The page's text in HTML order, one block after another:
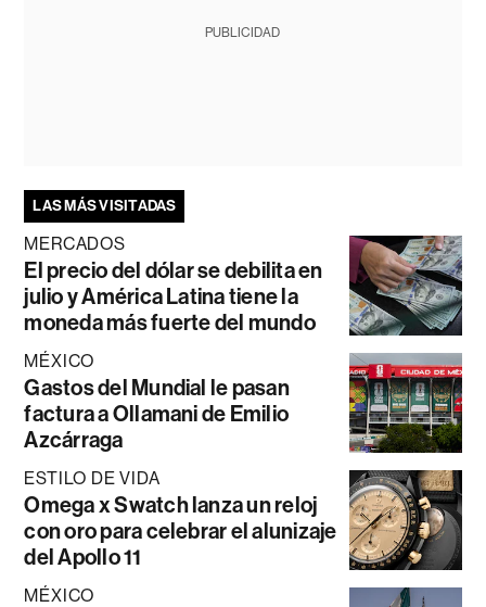
PUBLICIDAD
LAS MÁS VISITADAS
MERCADOS
El precio del dólar se debilita en
julio y América Latina tiene la
moneda más fuerte del mundo
MÉXICO
Gastos del Mundial le pasan
factura a Ollamani de Emilio
Azcárraga
ESTILO DE VIDA
Omega x Swatch lanza un reloj
con oro para celebrar el alunizaje
del Apollo 11
MÉXICO